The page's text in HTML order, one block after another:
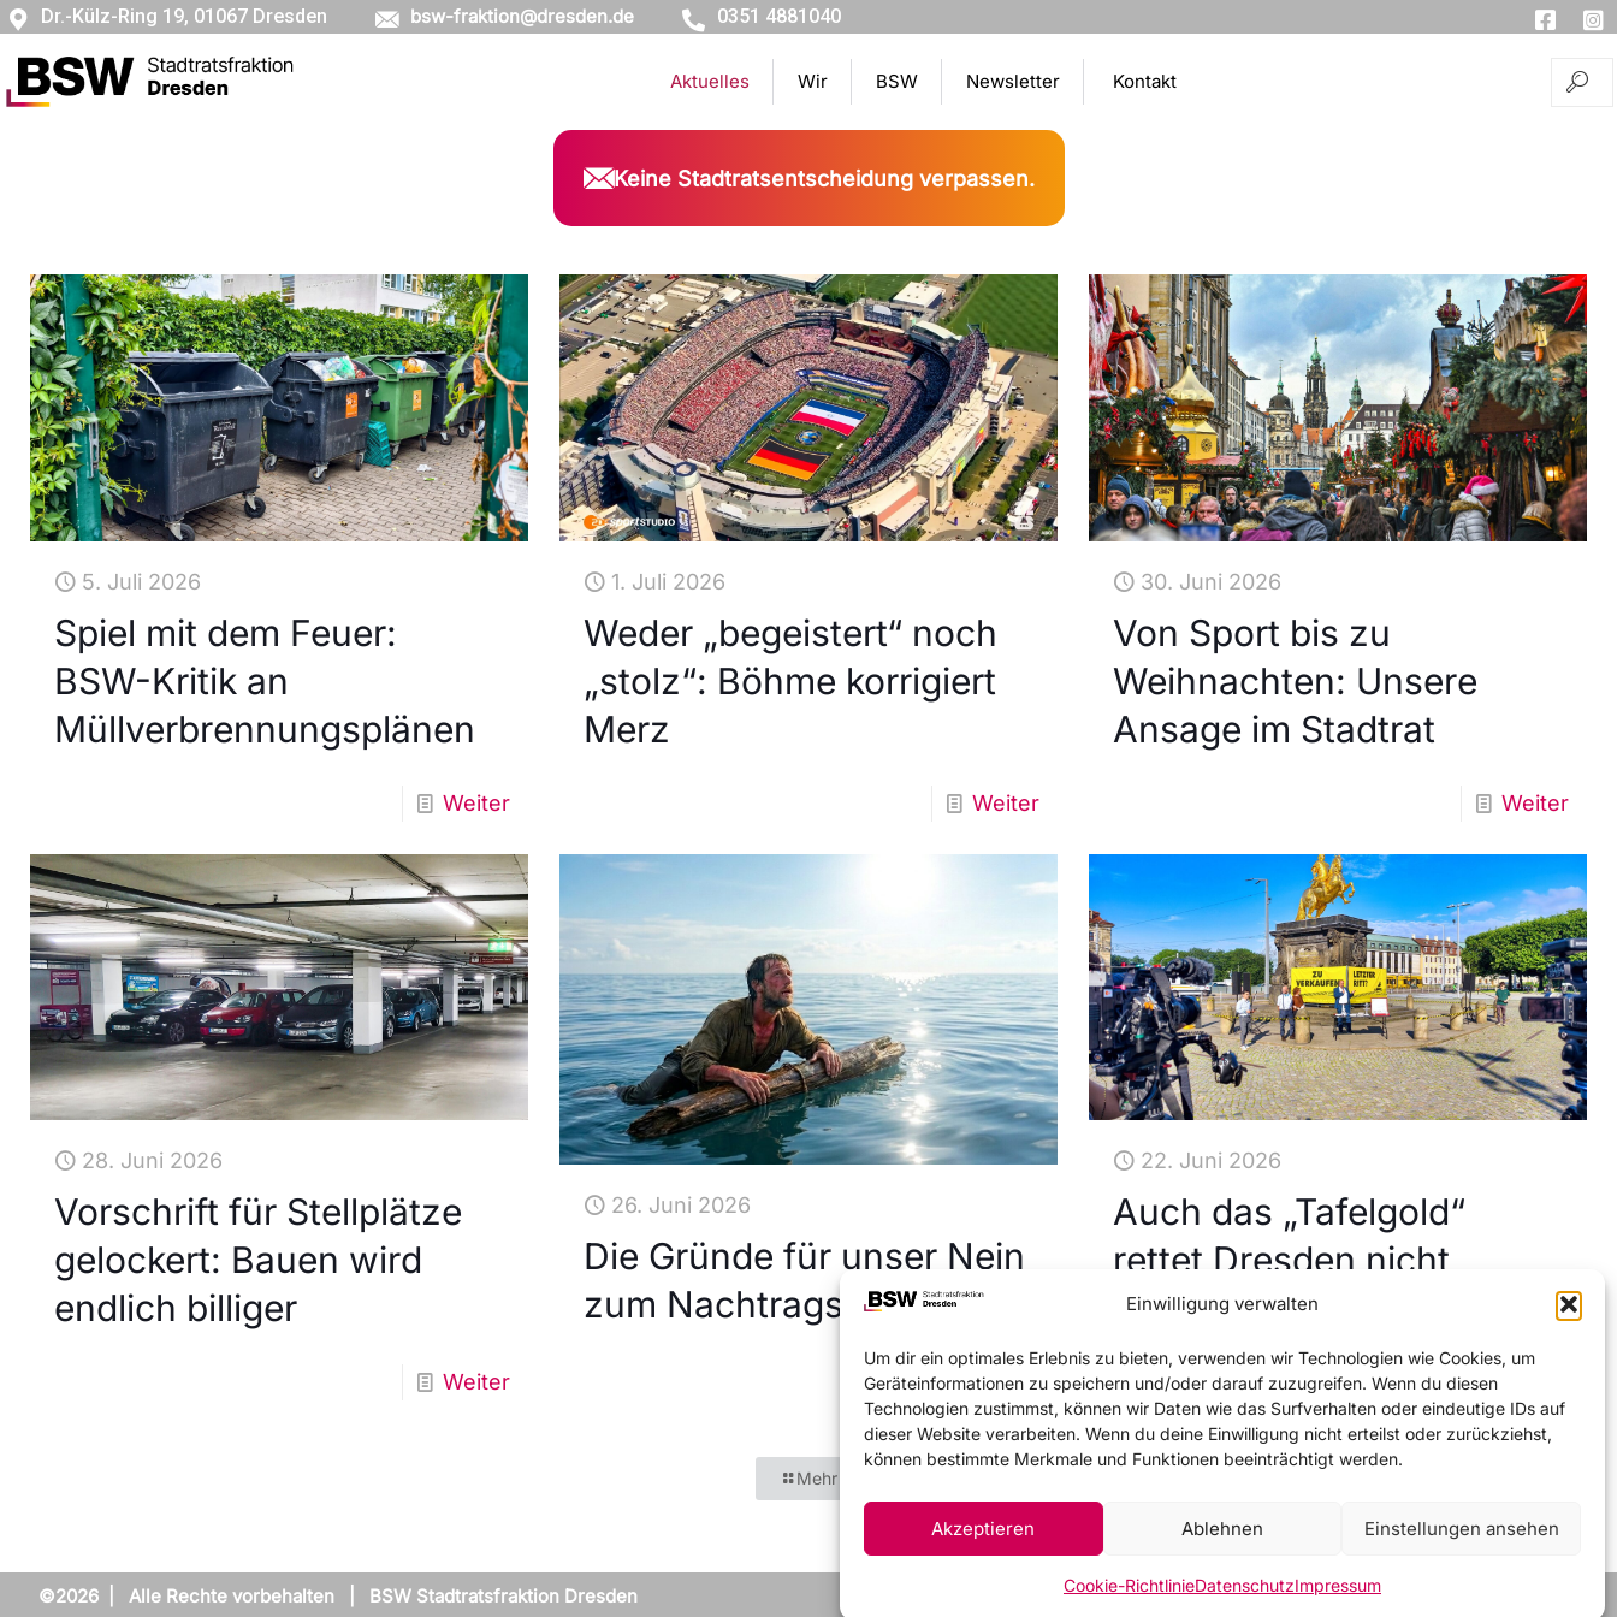
Einwilligung verwalten
Um dir ein optimales Erlebnis zu bieten, verwenden wir Technologien wie Cookies, um
Geräteinformationen zu speichern und/oder darauf zuzugreifen. Wenn du diesen
Technologien zustimmst, können wir Daten wie das Surfverhalten oder eindeutige IDs auf
dieser Website verarbeiten. Wenn du deine Einwilligung nicht erteilst oder zurückziehst,
können bestimmte Merkmale und Funktionen beeinträchtigt werden.
Akzeptieren Ablehnen Einstellungen ansehen
Cookie-RichtlinieDatenschutzImpressum
Dr.-Külz-Ring 19, 01067 Dresden bsw-fraktion@dresden.de 0351 4881040
Aktuelles Wir BSW Newsletter Kontakt
Keine Stadtratsentscheidung verpassen.
5. Juli 2026
Spiel mit dem Feuer:
BSW-Kritik an
Müllverbrennungsplänen
Weiter
1. Juli 2026
Weder „begeistert“ noch
„stolz“: Böhme korrigiert
Merz
Weiter
30. Juni 2026
Von Sport bis zu
Weihnachten: Unsere
Ansage im Stadtrat
Weiter
28. Juni 2026
Vorschrift für Stellplätze
gelockert: Bauen wird
endlich billiger
Weiter
26. Juni 2026
Die Gründe für unser Nein
zum Nachtragshaushalt
Weiter
22. Juni 2026
Auch das „Tafelgold“
rettet Dresden nicht
Mehr
©2026 | Alle Rechte vorbehalten | BSW Stadtratsfraktion Dresden Impressum